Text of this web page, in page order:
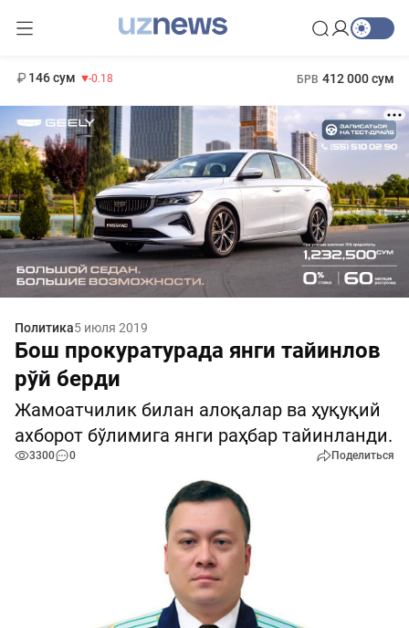
146 сум -0.18 БРВ 412 000 сум
Политика5 июля 2019
Бош прокуратурада янги тайинлов
рўй берди
Жамоатчилик билан алоқалар ва ҳуқуқий
ахборот бўлимига янги раҳбар тайинланди.
3300 0 Поделиться